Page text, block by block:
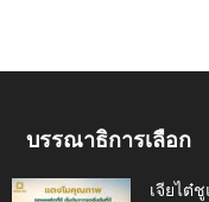
บรรณาธิการเลือก
เจียไต๋